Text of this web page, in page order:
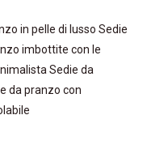
in pelle di lusso Sedie
imbottite con le
Sedie da
da pranzo con